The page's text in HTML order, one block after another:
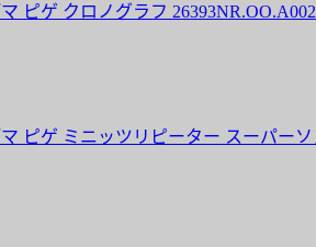
クロノグラフ
ミニッツリピーター スーパーソヌリ